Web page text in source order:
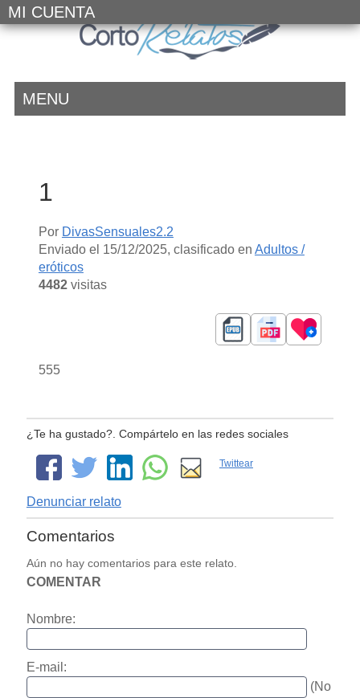
MI CUENTA
MENU
1
Por DivasSensuales2.2
Enviado el 15/12/2025, clasificado en Adultos /
eróticos
4482visitas
555
¿Te ha gustado?. Compártelo en las redes sociales
Twittear
Denunciar relato
Comentarios
Aún no hay comentarios para este relato.
COMENTAR
Nombre:
E-mail:
(No